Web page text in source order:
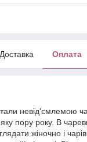
Доставка Оплата
невід'ємлемою
пору року. В
жіночно і